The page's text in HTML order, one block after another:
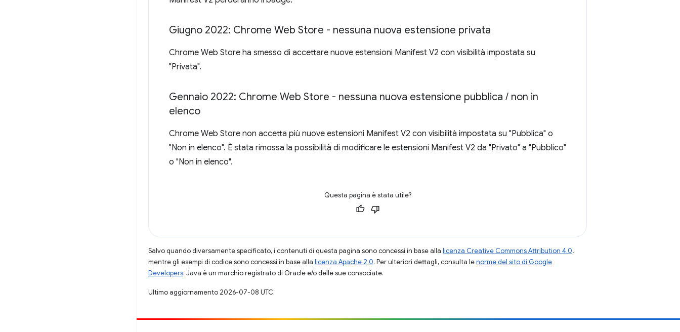
Giugno 2022: Chrome Web Store - nessuna nuova estensione privata
Chrome Web Store ha smesso di accettare nuove estensioni Manifest V2 con visibilità impostata su
"Privata".
Gennaio 2022: Chrome Web Store - nessuna nuova estensione pubblica / non in
elenco
Chrome Web Store non accetta più nuove estensioni Manifest V2 con visibilità impostata su "Pubblica" o
"Non in elenco". È stata rimossa la possibilità di modificare le estensioni Manifest V2 da "Privato" a "Pubblico"
o "Non in elenco".
Questa pagina è stata utile?
Salvo quando diversamente specificato, i contenuti di questa pagina sono concessi in base alla licenza Creative Commons Attribution 4.0,
mentre gli esempi di codice sono concessi in base alla licenza Apache 2.0. Per ulteriori dettagli, consulta lenorme del sito di Google
Developers. Java è un marchio registrato di Oracle e/o delle sue consociate.
Ultimo aggiornamento 2026-07-08 UTC.